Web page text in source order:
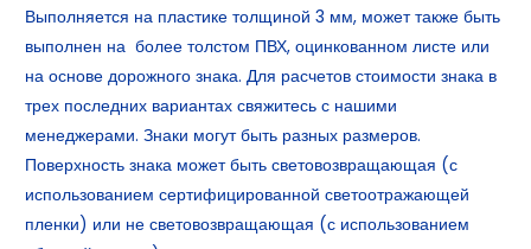
Выполняется на пластике толщиной 3 мм, может также быть
выполнен на более толстом ПВХ, оцинкованном листе или
на основе дорожного знака. Для расчетов стоимости знака в
трех последних вариантах свяжитесь с нашими
менеджерами. Знаки могут быть разных размеров.
Поверхность знака может быть световозвращающая (с
использованием сертифицированной светоотражающей
пленки) или не световозвращающая (с использованием